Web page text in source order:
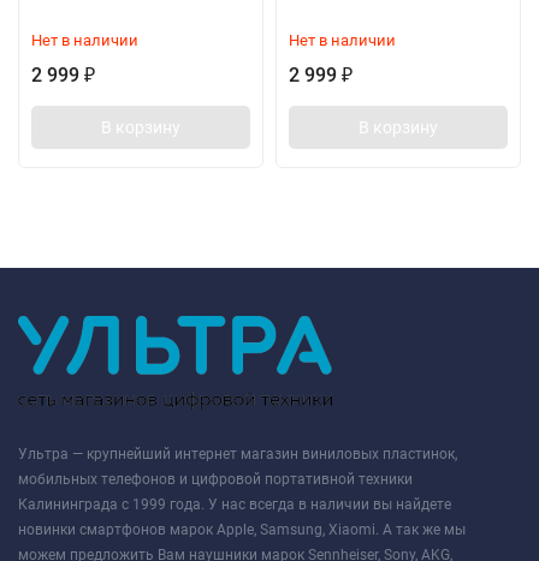
Нет в наличии
2 999 ₽
В корзину
Нет в наличии
2 999 ₽
В корзину
Ультра — крупнейший интернет магазин виниловых пластинок,
мобильных телефонов и цифровой портативной техники
Калининграда с 1999 года. У нас всегда в наличии вы найдете
новинки смартфонов марок Apple, Samsung, Xiaomi. А так же мы
можем предложить Вам наушники марок Sennheiser, Sony, AKG,